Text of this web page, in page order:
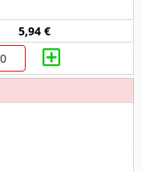
5,94 €